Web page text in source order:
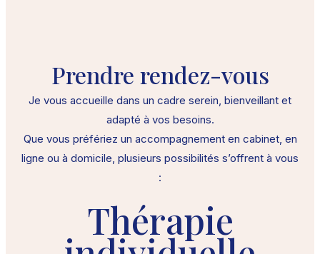
Prendre rendez-vous
Je vous accueille dans un cadre serein, bienveillant et
adapté à vos besoins.
Que vous préfériez un accompagnement en cabinet, en
ligne ou à domicile, plusieurs possibilités s’offrent à vous
:
Thérapie